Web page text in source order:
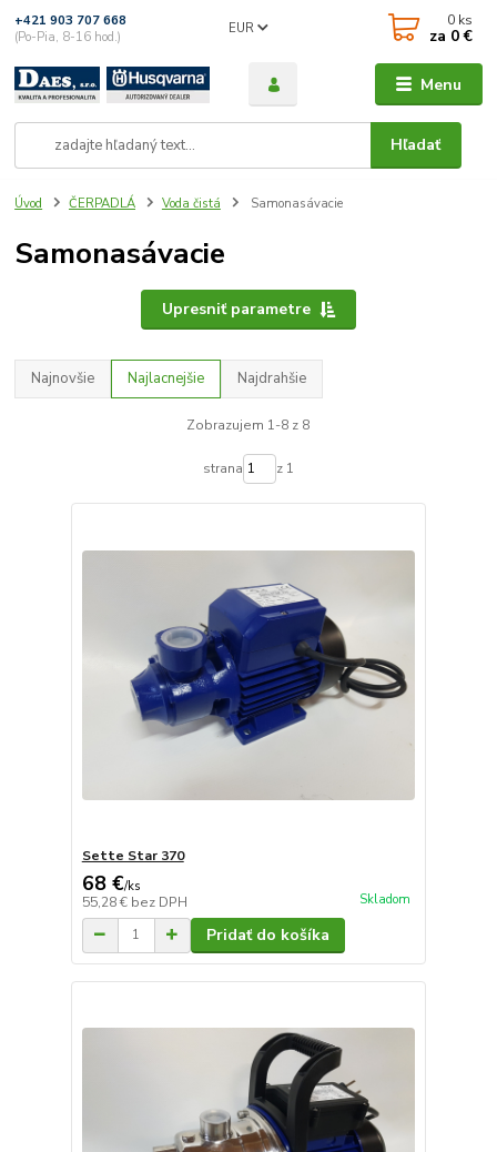
Menu
EUR
Hľadať
+421 903 707 668
(Po-Pia, 8-16 hod.)
0 ks
za 0 €
Úvod ČERPADLÁ Voda čistá Samonasávacie
Samonasávacie
Upresniť parametre
Najnovšie Najlacnejšie Najdrahšie
Zobrazujem 1-8 z 8
strana z 1
Sette Star 370
68 €/ks
55,28 € bez DPH Skladom
Pridať do košíka